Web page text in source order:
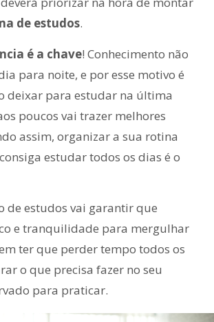
de estudos.
é a chave! Conhecimento não
para noite, e por esse motivo é
deixar para estudar na última
poucos vai trazer melhores
assim, organizar a sua rotina
estudar todos os dias é o
de estudos vai garantir que
e tranquilidade para mergulhar
ter que perder tempo todos os
o que precisa fazer no seu
para praticar.